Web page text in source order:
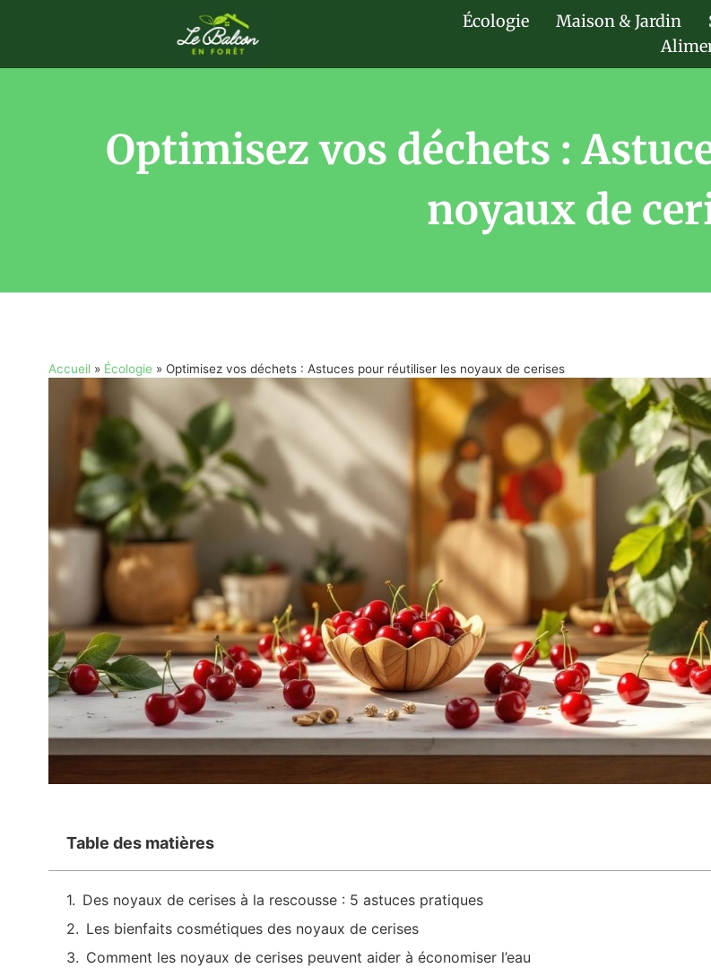
Écologie Maison & Jardin
Optimisez vos déchets :
noyaux de
Accueil» Écologie » Optimisez vos déchets : Astuces pour réutiliser les noyaux de cerises
Table des matières
Des noyaux de cerises à la rescousse : 5 astuces pratiques
Les bienfaits cosmétiques des noyaux de cerises
Comment les noyaux de cerises peuvent aider à économiser l’eau